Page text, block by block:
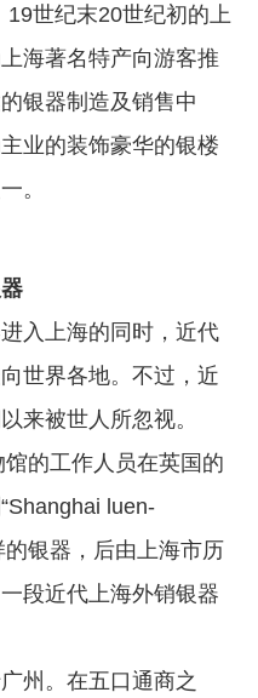
19世纪末20世纪初的上
海著名特产向游客推
银器制造及销售中
业的装饰豪华的银楼
。
上海的同时，近代
世界各地。不过，近
来被世人所忽视。
的工作人员在英国的
luen-
的银器，后由上海市历
段近代上海外销银器
。在五口通商之